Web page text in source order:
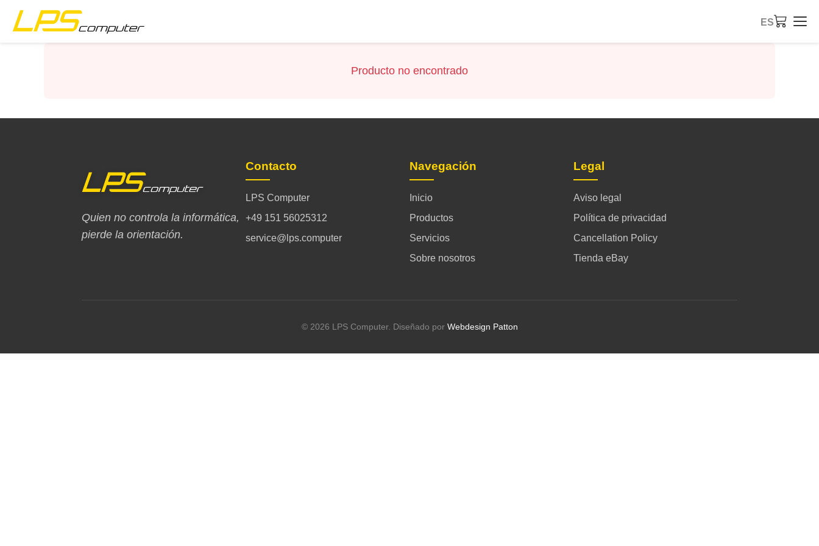
ES
Producto no encontrado
Quien no controla la informática,
pierde la orientación.
Contacto
LPS Computer
+49 151 56025312
service@lps.computer
Navegación
Inicio
Productos
Servicios
Sobre nosotros
Legal
Aviso legal
Política de privacidad
Cancellation Policy
Tienda eBay
© 2026 LPS Computer. Diseñado por Webdesign Patton